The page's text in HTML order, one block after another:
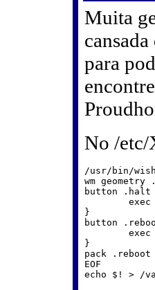
Muita
para
No /etc/
/usr/bin/wish
wm geometry
button .halt
}
button
}
pack
EOF